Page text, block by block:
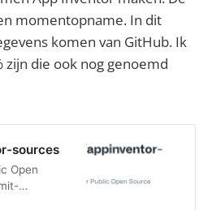
momentopname. In dit
komen van GitHub. Ik
die ook nog genoemd
sources
Open